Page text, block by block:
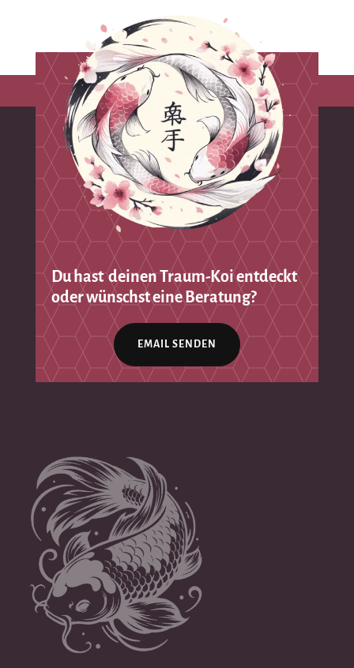
Du hast deinen Traum-Koi entdeckt
oder wünschst eine Beratung?
EMAIL SENDEN